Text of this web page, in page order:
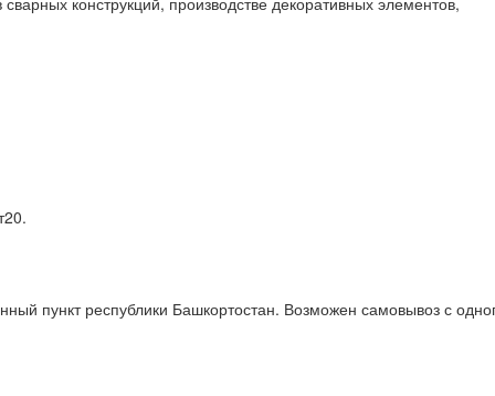
пункт республики Башкортостан. Возможен самовывоз с